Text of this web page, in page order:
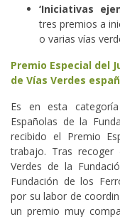
‘Iniciativas
tres premios a
o varias vías
Premio Especial del
de Vías Verdes
Es en esta
Españolas de la
recibido el Premio
trabajo. Tras recoger
Verdes de la
Fundación de los
por su labor de
un premio muy